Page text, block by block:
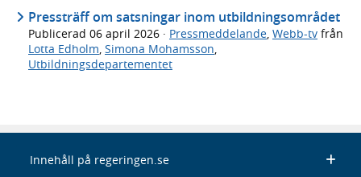
Pressträff om satsningar inom utbildningsområdet
Publicerad 06 april 2026 · Pressmeddelande Webb-tv från
Lotta Edholm Simona Mohamsson
Utbildningsdepartementet
Innehåll på regeringen.se